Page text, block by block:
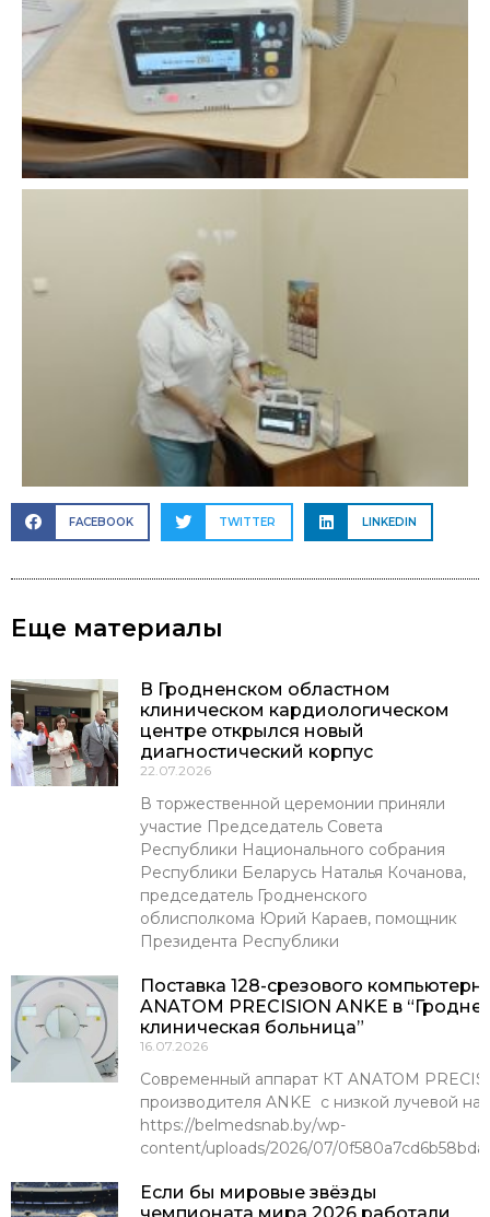
FACEBOOK TWITTER LINKEDIN
Еще материалы
В Гродненском областном
клиническом кардиологическом
центре открылся новый
диагностический корпус
22.07.2026
В торжественной церемонии приняли
участие Председатель Совета
Республики Национального собрания
Республики Беларусь Наталья Кочанова,
председатель Гродненского
облисполкома Юрий Караев, помощник
Президента Республики
Поставка 128-срезового
ANATOM PRECISION ANKE в
клиническая больница”
16.07.2026
Современный аппарат КТ ANATOM
производителя ANKE с низкой лучевой
https://belmedsnab.by/wp-
content/uploads/2026/07/
Если бы мировые звёзды